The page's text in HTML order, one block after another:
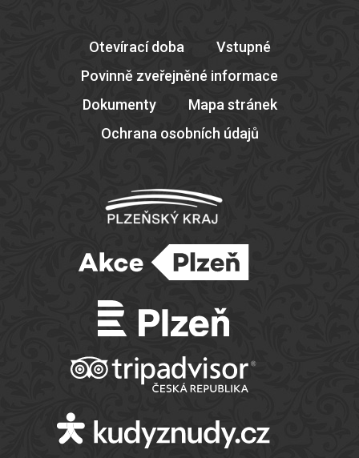
Otevírací doba
Vstupné
Povinně zveřejněné informace
Dokumenty
Mapa stránek
Ochrana osobních údajů